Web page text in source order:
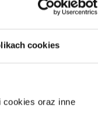
cookies
oraz inne